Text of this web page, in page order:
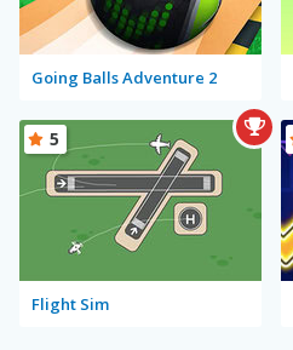
Going Balls Adventure 2
Flight Sim
5